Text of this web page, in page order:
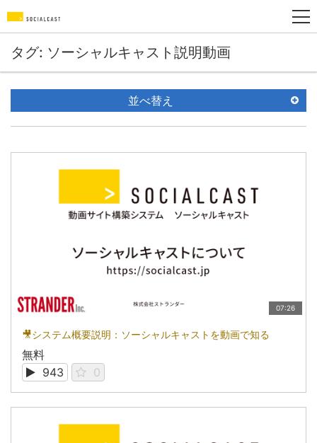
タグ: ソーシャルキャスト説明動画
並べ替え
07:26
🎥システム概要説明：ソーシャルキャストを動画で知る
無料
943
0